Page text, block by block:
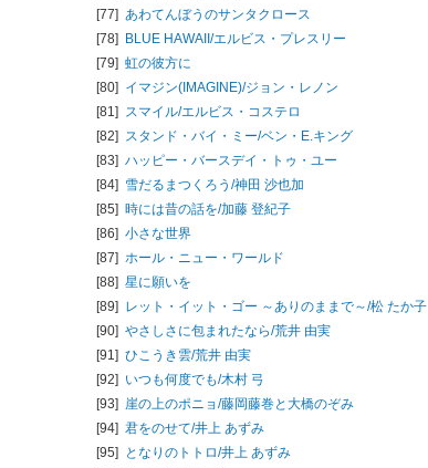
[77] あわてんぼうのサンタクロース
[78]
BLUE HAWAII/エルビス・プレスリー
[79] 虹の彼方に
[80] イマジン(IMAGINE)/ジョン・レノン
[81] スマイル/エルビス・コステロ
[82] スタンド・バイ・ミー/ベン・E.キング
[83] ハッピー・バースデイ・トゥ・ユー
[84] 雪だるまつくろう/神田 沙也加
[85] 時には昔の話を/加藤 登紀子
[86] 小さな世界
[87] ホール・ニュー・ワールド
[88] 星に願いを
[89] レット・イット・ゴー ～ありのままで～/松 たか子
[90] やさしさに包まれたなら/荒井 由実
[91] ひこうき雲/荒井 由実
[92] いつも何度でも/木村 弓
[93] 崖の上のポニョ/藤岡藤巻と大橋のぞみ
[94] 君をのせて/井上 あずみ
[95]
となりのトトロ/井上 あずみ